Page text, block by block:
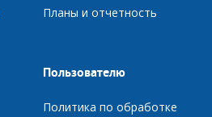
Планы и отчетность
Пользователю
Политика по обработке